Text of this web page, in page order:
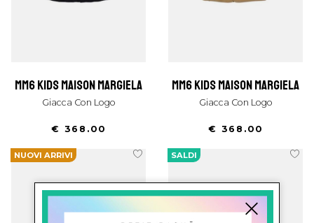
mm6 kids maison margiela
Giacca Con Logo
€ 368.00
mm6 kids maison margiela
Giacca Con Logo
€ 368.00
NUOVI ARRIVI SALDI